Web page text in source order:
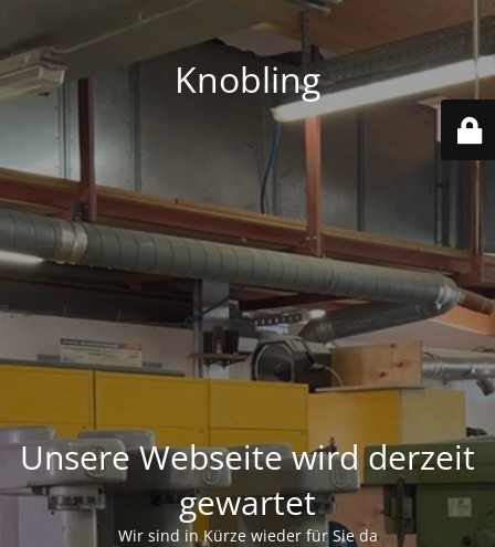
Knobling
Unsere Webseite wird derzeit
gewartet
Wir sind in Kürze wieder für Sie da